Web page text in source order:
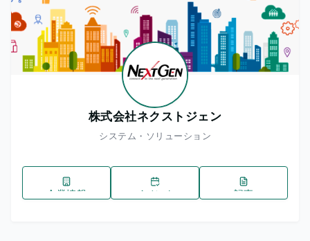
株式会社ネクストジェン
システム・ソリューション
企業情報 イベント 記事